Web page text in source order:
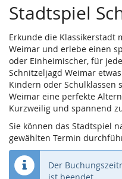
Stadtspiel
Erkunde die Klassikerstadt
Weimar und erlebe einen
oder Einheimischer, für
Schnitzeljagd Weimar
Kindern oder Schulklassen
Weimar eine perfekte
Kurzweilig und spannend
Sie können das Stadtspiel
gewählten Termin
Der